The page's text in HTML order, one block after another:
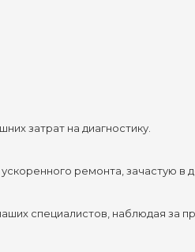
затрат на диагностику.
ремонта, зачастую в
специалистов, наблюдая за